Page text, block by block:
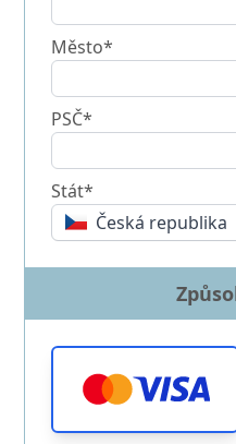
Město*
PSČ*
Stát*
Česká republika